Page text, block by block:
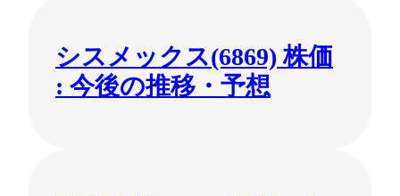
シスメックス(6869) 株価
: 今後の推移・予想